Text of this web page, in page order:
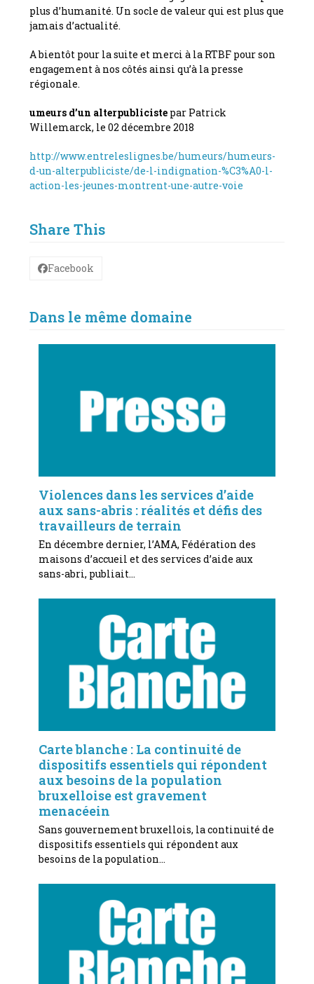
plus d’humanité. Un socle de valeur qui est plus que
jamais d’actualité.
A bientôt pour la suite et merci à la RTBF pour son
engagement à nos côtés ainsi qu’à la presse
régionale.
umeurs d’un alterpubliciste par Patrick
Willemarck, le 02 décembre 2018
http://www.entreleslignes.be/humeurs/humeurs-
d-un-alterpubliciste/de-l-indignation-%C3%A0-l-
action-les-jeunes-montrent-une-autre-voie
Share This
Facebook
Dans le même domaine
Violences dans les services d’aide
aux sans-abris : réalités et défis des
travailleurs de terrain
En décembre dernier, l’AMA, Fédération des
maisons d’accueil et des services d’aide aux
sans-abri, publiait…
Carte blanche : La continuité de
dispositifs essentiels qui répondent
aux besoins de la population
bruxelloise est gravement
menacéein
Sans gouvernement bruxellois, la continuité de
dispositifs essentiels qui répondent aux
besoins de la population…